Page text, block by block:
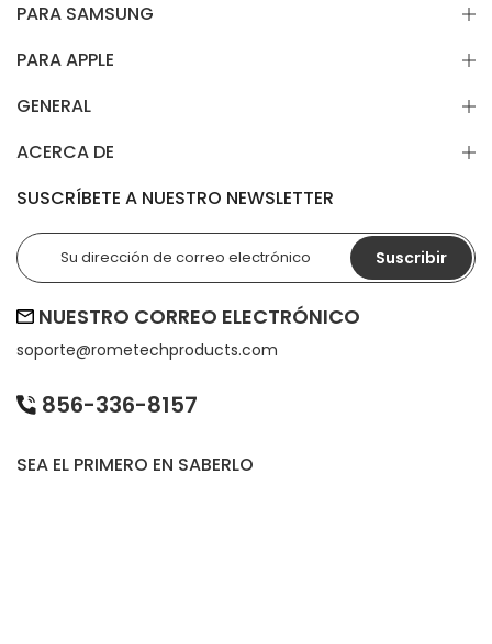
PARA SAMSUNG
PARA APPLE
GENERAL
ACERCA DE
SUSCRÍBETE A NUESTRO NEWSLETTER
Suscribir
NUESTRO CORREO ELECTRÓNICO
soporte@rometechproducts.com
856-336-8157
SEA EL PRIMERO EN SABERLO